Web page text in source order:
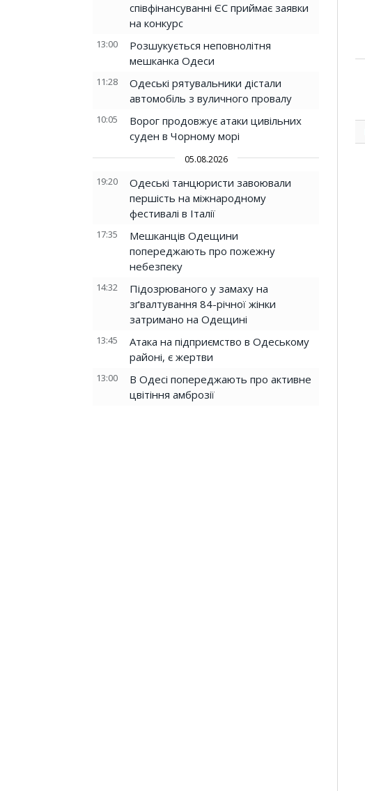
співфінансуванні ЄС приймає заявки
на конкурс
13:00
Розшукується неповнолітня
мешканка Одеси
11:28
Одеські рятувальники дістали
автомобіль з вуличного провалу
10:05
Ворог продовжує атаки цивільних
суден в Чорному морі
05.08.2026
19:20
Одеські танцюристи завоювали
першість на міжнародному
фестивалі в Італії
17:35
Мешканців Одещини
попереджають про пожежну
небезпеку
14:32
Підозрюваного у замаху на
зґвалтування 84-річної жінки
затримано на Одещині
13:45
Атака на підприємство в Одеському
районі, є жертви
13:00
В Одесі попереджають про активне
цвітіння амброзії